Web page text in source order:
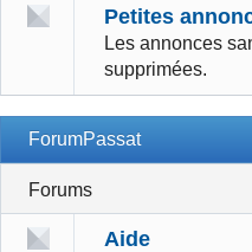
Petites
Les annonces
supprimées.
ForumPassat
Forums
Aide